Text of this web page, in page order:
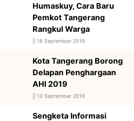
Humaskuy, Cara Baru
Pemkot Tangerang
Rangkul Warga
18 September 2019
Kota Tangerang Borong
Delapan Penghargaan
AHI 2019
13 September 2019
Sengketa Informasi